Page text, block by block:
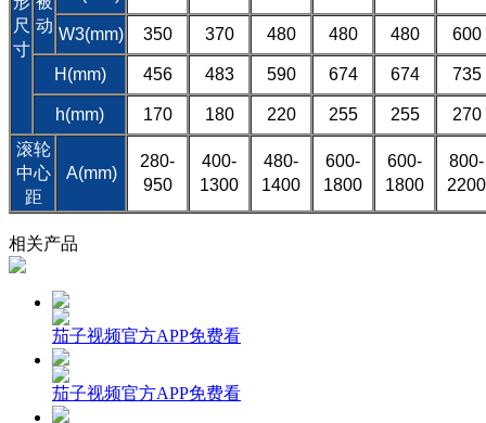
尺
寸
动 W3(mm) 350 370 480 480 480 600
H(mm) 456 483 590 674 674 735
h(mm) 170 180 220 255 255
270
滚轮
中心
距
A(mm)
280-
950
400-
1300
480-
1400
600-
1800
600-
1800
800-
2200
相关产品
茄子视频官方APP免费看
茄子视频官方APP免费看